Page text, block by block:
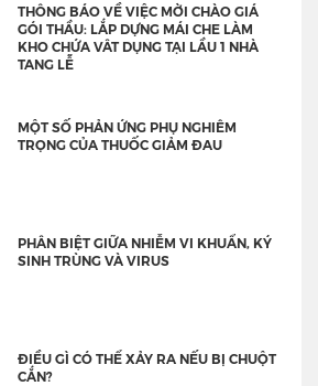
THÔNG BÁO VỀ VIỆC MỜI CHÀO GIÁ
GÓI THẦU: LẮP DỰNG MÁI CHE LÀM
KHO CHỨA VÂT DỤNG TẠI LẦU 1 NHÀ
TANG LỄ
MỘT SỐ PHẢN ỨNG PHỤ NGHIÊM
TRỌNG CỦA THUỐC GIẢM ĐAU
PHÂN BIỆT GIỮA NHIỄM VI KHUẨN, KÝ
SINH TRÙNG VÀ VIRUS
ĐIỀU GÌ CÓ THỂ XẢY RA NẾU BỊ CHUỘT
CẮN?